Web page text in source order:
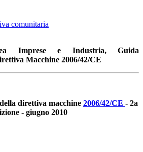
comunitaria
Imprese e Industria, Guida
Macchine 2006/42/CE
direttiva macchine 2006/42/CE - 2a
- giugno 2010